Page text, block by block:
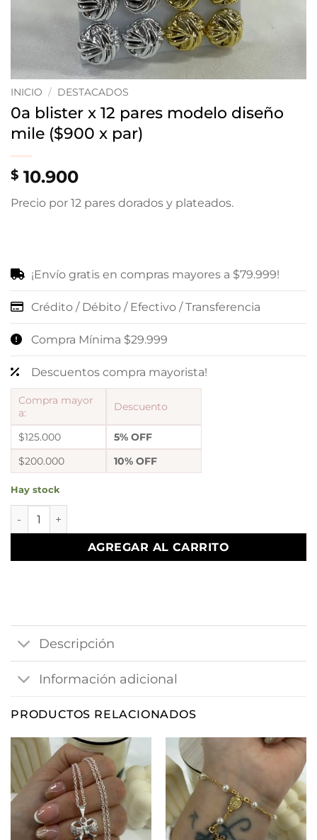
INICIO / DESTACADOS
0a blister x 12 pares modelo diseño
mile ($900 x par)
$ 10.900
Precio por 12 pares dorados y plateados.
¡Envío gratis en compras mayores a $79.999!
Crédito / Débito / Efectivo / Transferencia
Compra Mínima $29.999
Descuentos compra mayorista!
Compra mayor
a:
Descuento
$125.000
5% OFF
$200.000
10% OFF
Hay stock
0a blister x 12 pares modelo diseño mile ($900 x par)
AGREGAR AL CARRITO
Descripción
Información adicional
PRODUCTOS RELACIONADOS